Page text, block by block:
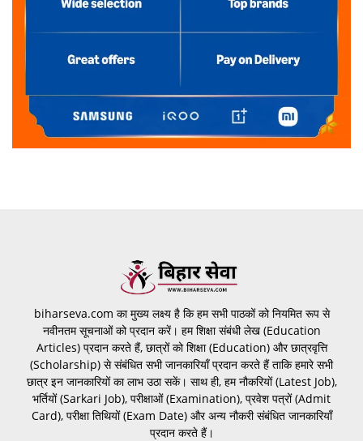
biharseva.com का मुख्य लक्ष्य है कि हम सभी पाठकों को नियमित रूप से
नवीनतम सूचनाओं को प्रदान करें। हम शिक्षा संबंधी लेख (Education
Articles) प्रदान करते हैं, छात्रों को शिक्षा (Education) और छात्रवृत्ति
(Scholarship) से संबंधित सभी जानकारियाँ प्रदान करते हैं ताकि हमारे सभी
छात्र इन जानकारियों का लाभ उठा सकें। साथ ही, हम नौकरियों (Latest Job),
भर्तियों (Sarkari Job), परीक्षाओं (Examination), प्रवेश पत्रों (Admit
Card), परीक्षा तिथियों (Exam Date) और अन्य नौकरी संबंधित जानकारियाँ
प्रदान करते हैं।